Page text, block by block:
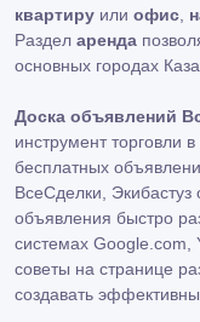
квартиру или офис
Раздел аренда
основных городах
Доска объявлений
инструмент торговли
бесплатных
ВсеСделки, Экибастуз
объявления быстро
системах
советы на странице
создавать